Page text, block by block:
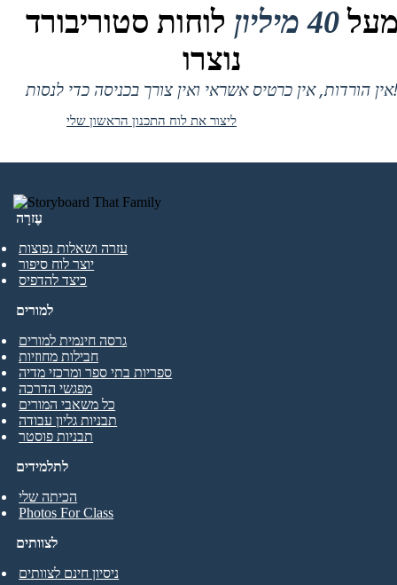
40 מיליון
לוחות סטוריבורד
נוצרו
אין הורדות, אין כרטיס אשראי ואין צורך בכניסה כדי לנסות!
ליצור את לוח התכנון הראשון שלי
עֶזרָה
עזרה ושאלות נפוצות
יוצר לוח סיפור
כיצד להדפיס
לתלמידים
הכיתה שלי
Photos For Class
למורים
גרסה חינמית למורים
חבילות מחוזיות
ספריות בתי ספר ומרכזי מדיה
מפגשי הדרכה
כל משאבי המורים
תבניות גליון עבודה
תבניות פוסטר
לצוותים
ניסיון חינם לצוותים